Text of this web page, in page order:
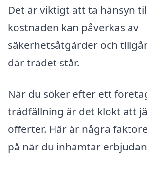
Det är viktigt att ta hänsyn
kostnaden kan påverkas av
säkerhetsåtgärder och
där trädet står.
När du söker efter ett
trädfällning är det klokt att
offerter. Här är några
på när du inhämtar